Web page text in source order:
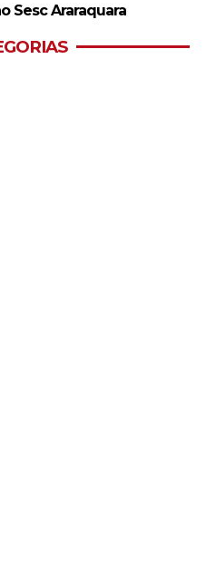
Sesc Araraquara